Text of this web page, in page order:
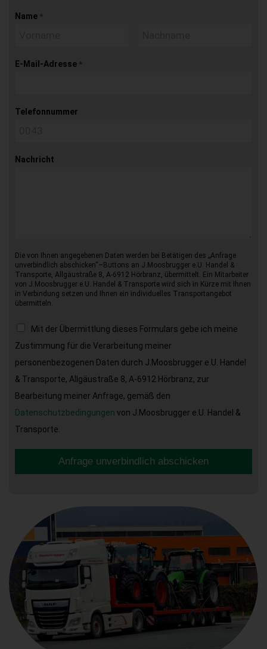
Name *
E-Mail-Adresse *
Telefonnummer
Nachricht
Die von Ihnen angegebenen Daten werden bei Betätigen des „Anfrage
unverbindlich abschicken“–Buttons an J.Moosbrugger e.U. Handel &
Transporte, Allgäustraße 8, A-6912 Hörbranz, übermittelt. Ein Mitarbeiter
von J.Moosbrugger e.U. Handel & Transporte wird sich in Kürze mit Ihnen
in Verbindung setzen und Ihnen ein individuelles Transportangebot
übermitteln.
Mit der Übermittlung dieses Formulars gebe ich meine
Zustimmung für die Verarbeitung meiner
personenbezogenen Daten durch J.Moosbrugger e.U. Handel
& Transporte, Allgäustraße 8, A-6912 Hörbranz, zur
Bearbeitung meiner Anfrage, gemäß den
Datenschutzbedingungen von J.Moosbrugger e.U. Handel &
Transporte.
Anfrage unverbindlich abschicken